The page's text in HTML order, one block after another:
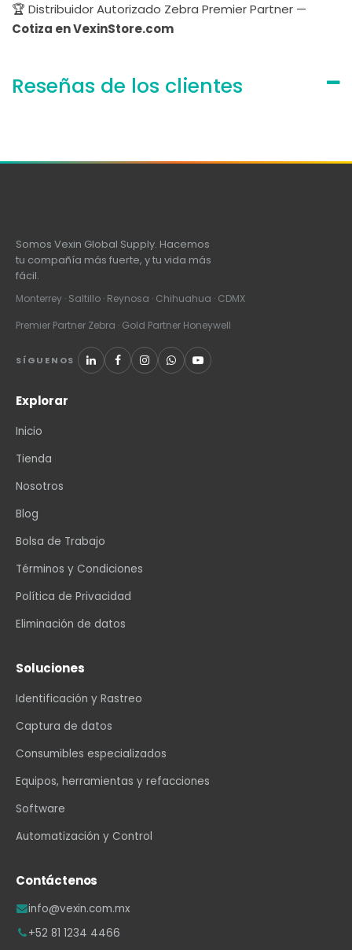
🏆 Distribuidor Autorizado Zebra Premier Partner —
Cotiza en VexinStore.com
Reseñas de los clientes
Somos Vexin Global Supply. Hacemos
tu compañía más fuerte, y tu vida más
fácil.
Monterrey · Saltillo · Reynosa · Chihuahua · CDMX
Premier Partner Zebra · Gold Partner Honeywell
SÍGUENOS
Explorar
Inicio
Tienda
Nosotros
Blog
Bolsa de Trabajo
Términos y Condiciones
Política de Privacidad
Eliminación de datos
Soluciones
Identificación y Rastreo
Captura de datos
Consumibles especializados
Equipos, herramientas y refacciones
Software
Automatización y Control
Contáctenos
info@vexin.com.mx
+52 81 1234 4466